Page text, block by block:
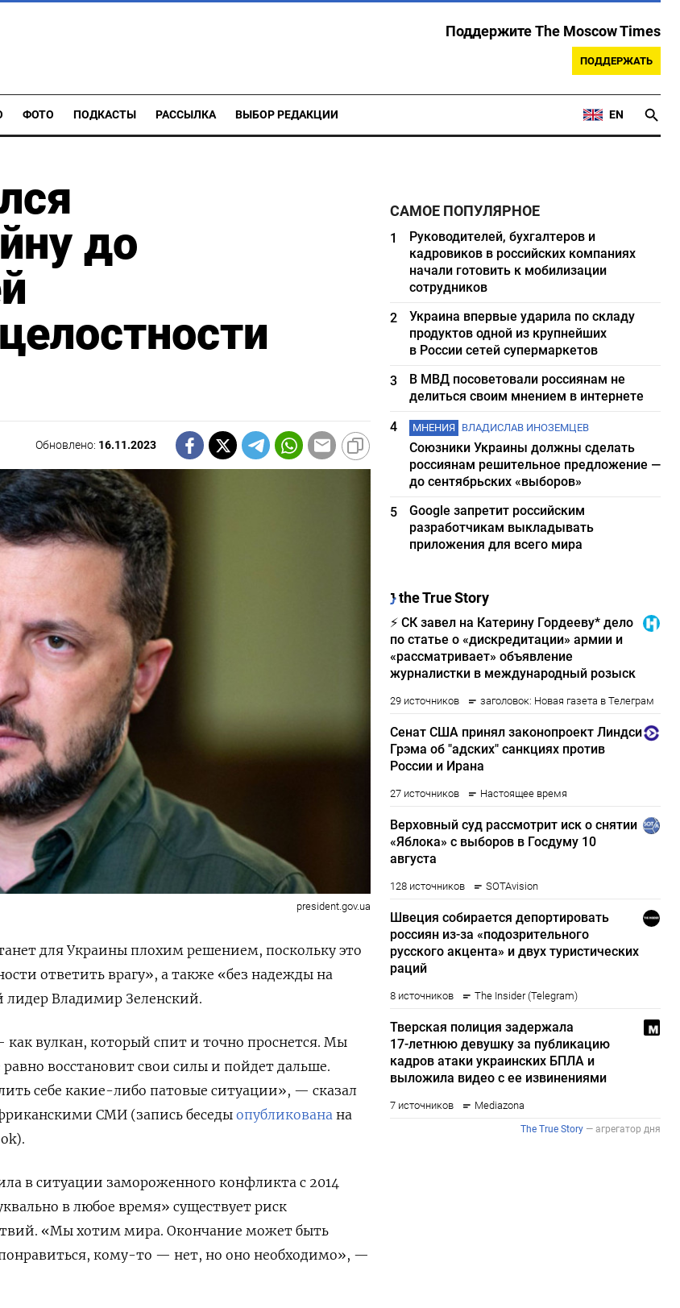
Поддержите The Moscow Times
ПОДДЕРЖАТЬ
ФОТО ПОДКАСТЫ РАССЫЛКА ВЫБОР РЕДАКЦИИ EN
до
Обновлено: 16.11.2023
president.gov.ua
для Украины плохим решением, поскольку это
ответить врагу», а также «без надежды на
лидер Владимир Зеленский.
вулкан, который спит и точно проснется. Мы
восстановит свои силы и пойдет дальше.
себе какие-либо патовые ситуации», — сказал
СМИ (запись беседы опубликована на
в ситуации замороженного конфликта с 2014
в любое время» существует риск
«Мы хотим мира. Окончание может быть
кому-то — нет, но оно необходимо», —
САМОЕ ПОПУЛЯРНОЕ
1
Руководителей, бухгалтеров и
кадровиков в российских компаниях
начали готовить к мобилизации
сотрудников
2
Украина впервые ударила по складу
продуктов одной из крупнейших
в России сетей супермаркетов
3
В МВД посоветовали россиянам не
делиться своим мнением в интернете
4
МНЕНИЯ ВЛАДИСЛАВ ИНОЗЕМЦЕВ
Союзники Украины должны сделать
россиянам решительное предложение —
до сентябрьских «выборов»
5
Google запретит российским
разработчикам выкладывать
приложения для всего мира